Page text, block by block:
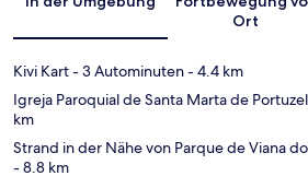
Ort
Kivi Kart- 3 Autominuten- 4.4 km
Igreja Paroquial de Santa Marta de
km
Strand in der Nähe von Parque de Viana
- 8.8 km